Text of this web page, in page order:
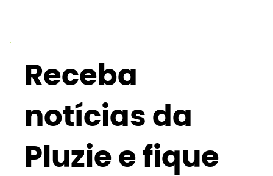
Receba
notícias da
Pluzie e fique